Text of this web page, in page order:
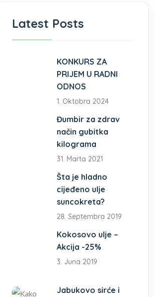
Latest Posts
KONKURS ZA
PRIJEM U RADNI
ODNOS
1. Oktobra 2024
Đumbir za zdrav
način gubitka
kilograma
31. Marta 2021
Šta je hladno
cijeđeno ulje
suncokreta?
28. Septembra 2019
Kokosovo ulje –
Akcija -25%
3. Juna 2019
Jabukovo sirće i